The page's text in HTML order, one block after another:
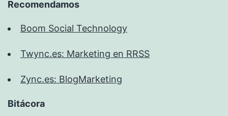
Recomendamos
Boom Social Technology
Twync.es: Marketing en RRSS
Zync.es: BlogMarketing
Bitácora